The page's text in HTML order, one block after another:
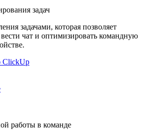
задач
задачами, которая позволяет
чат и оптимизировать командную
ClickUp
работы в команде